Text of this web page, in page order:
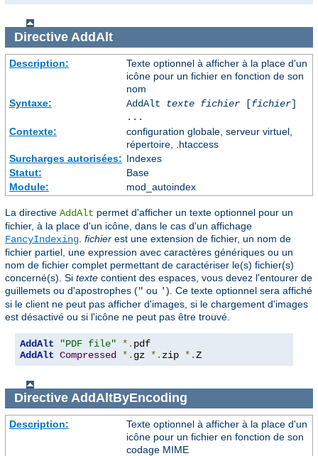
Directive AddAlt
Description:
Texte optionnel à afficher à la place d'un
icône pour un fichier en fonction de son
nom
Syntaxe:
AddAlt texte fichier[fichier]
...
Contexte:
configuration globale, serveur virtuel,
répertoire, .htaccess
Surcharges autorisées: Indexes
Statut:
Base
Module:
mod_autoindex
La directive AddAlt permet d'afficher un texte optionnel pour un
fichier, à la place d'un icône, dans le cas d'un affichage
FancyIndexing fichier est une extension de fichier, un nom de
fichier partiel, une expression avec caractères génériques ou un
nom de fichier complet permettant de caractériser le(s) fichier(s)
concerné(s). Si texte contient des espaces, vous devez l'entourer de
guillemets ou d'apostrophes (" ou '). Ce texte optionnel sera affiché
si le client ne peut pas afficher d'images, si le chargement d'images
est désactivé ou si l'icône ne peut pas être trouvé.
AddAlt "PDF file" *.
AddAlt Compressed *. gz *. zip *.Z
Directive AddAltByEncoding
Description:
Texte optionnel à afficher à la place d'un
icône pour un fichier en fonction de son
codage MIME